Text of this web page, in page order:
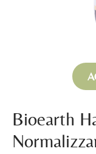
Bioearth